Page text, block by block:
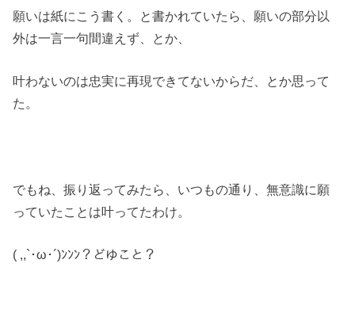
願いは紙にこう書く。と書かれていたら、願いの部分以
外は一言一句間違えず、とか、
叶わないのは忠実に再現できてないからだ、とか思って
た。
でもね、振り返ってみたら、いつもの通り、無意識に願
っていたことは叶ってたわけ。
( ,,`･ω･´)ﾝﾝﾝ？どゆこと？